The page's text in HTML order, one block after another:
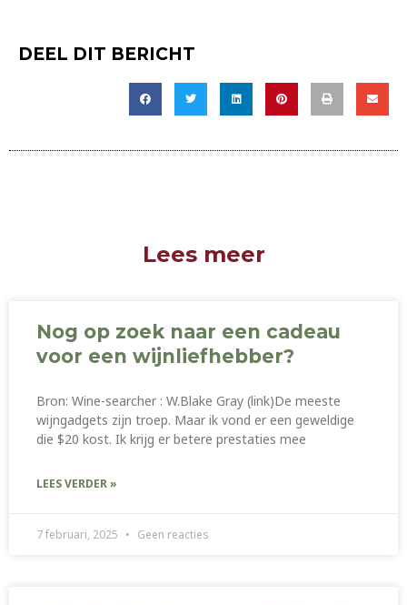
DEEL DIT BERICHT
Lees meer
Nog op zoek naar een cadeau
voor een wijnliefhebber?
Bron: Wine-searcher : W.Blake Gray (link)De meeste
wijngadgets zijn troep. Maar ik vond er een geweldige
die $20 kost. Ik krijg er betere prestaties mee
LEES VERDER »
7 februari, 2025 Geen reacties